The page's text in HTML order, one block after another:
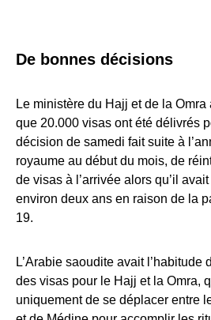
De bonnes décisions
Le ministère du Hajj et de la
que 20.000 visas ont été délivrés
décision de samedi fait suite à
royaume au début du mois, de
de visas à l’arrivée alors qu’il
environ deux ans en raison de la
19.
L’Arabie saoudite avait
des visas pour le Hajj et la Omra,
uniquement de se déplacer entre